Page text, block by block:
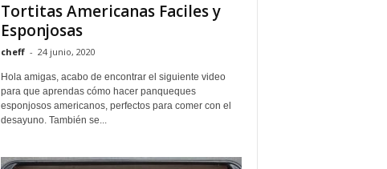
Tortitas Americanas Faciles y
Esponjosas
cheff - 24 junio, 2020
Hola amigas, acabo de encontrar el siguiente video
para que aprendas cómo hacer panqueques
esponjosos americanos, perfectos para comer con el
desayuno. También se...